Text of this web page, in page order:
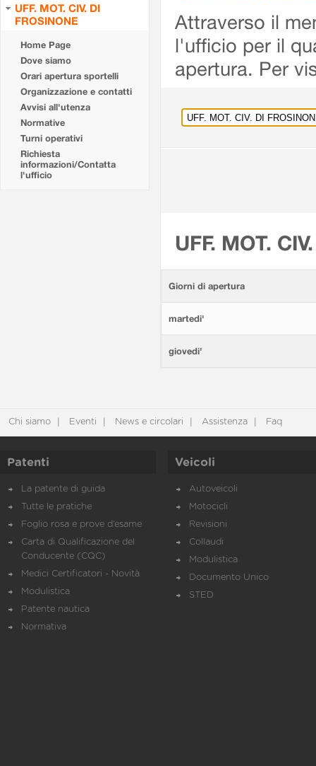
UFF. MOT. CIV. DI
FROSINONE
Home Page
Dove siamo
Orari apertura sportelli
Organizzazione e contatti
Avvisi all'utenza
Normative
Turni operativi
Richiesta
informazioni/Contatta
l'ufficio
Attraverso il
l'ufficio per il
apertura. Per
UFF. MOT.
Giorni di apertura
martedi'
giovedi'
Chi siamo Eventi News e circolari Assistenza Faq
Patenti
La patente di guida
Tutte le pratiche
Foglio rosa e prove d’esame
Carta di Qualificazione del
Conducente (CQC)
Medici Certificatori - Novità
Modulistica
Patente nautica
Normativa
Veicoli
Autoveicoli
Motocicli
Revisioni
Collaudi
Modulistica
Documento Unico
STED